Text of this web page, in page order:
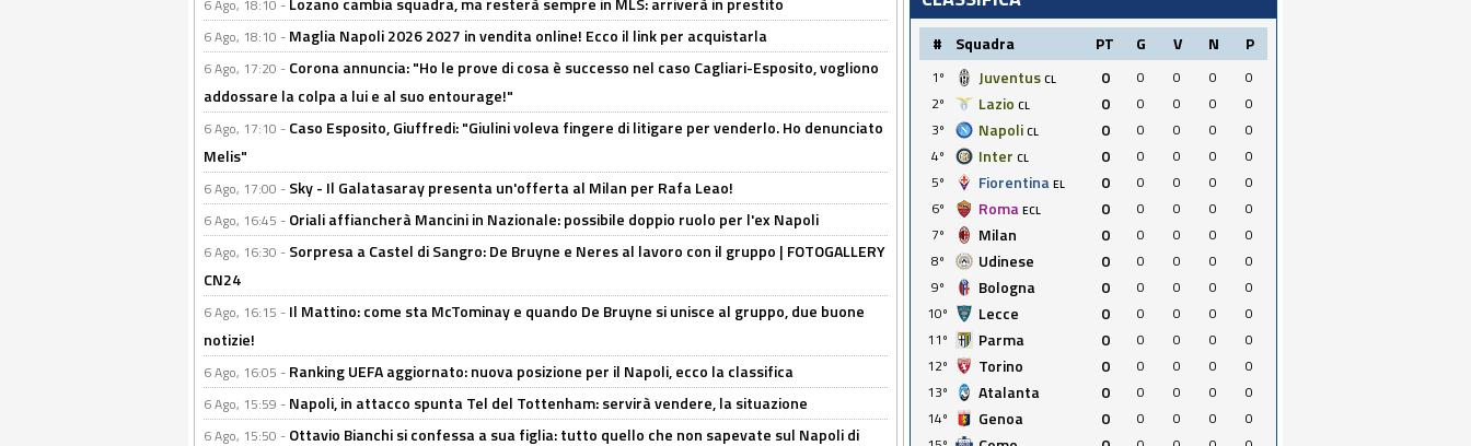
6 Ago, 18:10 -
6 Ago, 18:10 - Maglia Napoli 2026 2027 in vendita online! Ecco il link per acquistarla
6 Ago, 17:20 - Corona annuncia: "Ho le prove di cosa è successo nel caso Cagliari-Esposito, vogliono
addossare la colpa a lui e al suo entourage!"
6 Ago, 17:10 - Caso Esposito, Giuffredi: "Giulini voleva fingere di litigare per venderlo. Ho denunciato
Melis"
6 Ago, 17:00 - Sky - Il Galatasaray presenta un'offerta al Milan per Rafa Leao!
6 Ago, 16:45 - Oriali affiancherà Mancini in Nazionale: possibile doppio ruolo per l'ex Napoli
6 Ago, 16:30 - Sorpresa a Castel di Sangro: De Bruyne e Neres al lavoro con il gruppo | FOTOGALLERY
CN24
6 Ago, 16:15 - Il Mattino: come sta McTominay e quando De Bruyne si unisce al gruppo, due buone
notizie!
6 Ago, 16:05 - Ranking UEFA aggiornato: nuova posizione per il Napoli, ecco la classifica
6 Ago, 15:59 - Napoli, in attacco spunta Tel del Tottenham: servirà vendere, la situazione
6 Ago, 15:50 - Ottavio Bianchi si confessa a sua figlia: tutto quello che non sapevate sul Napoli di
# Squadra PT G V N P
1º Juventus CL 0 0 0 0
0
2º
Lazio CL 0 0 0 0
0
3º
Napoli CL 0 0 0 0
0
4º
Inter CL 0 0 0 0
0
5º
Fiorentina EL 0 0 0 0
0
6º
Roma ECL 0 0 0 0
0
7º
Milan 0 0 0 0
0
8º
Udinese 0 0 0 0
0
9º
Bologna 0 0 0 0
0
10º
Lecce 0 0 0 0
0
11º
Parma 0 0 0 0
0
12º
Torino 0 0 0 0
0
13º
Atalanta 0 0 0 0
0
14º
Genoa 0 0 0 0
0